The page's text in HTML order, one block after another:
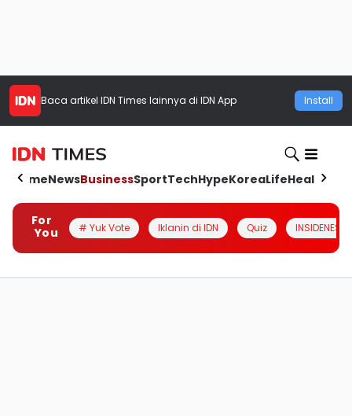
Baca artikel IDN Times lainnya di IDN App Install
HomeNewsBusinessSportTechHypeKoreaLifeHealth
For
You
# Yuk Vote Iklanin di IDN Quiz INSIDENESIA